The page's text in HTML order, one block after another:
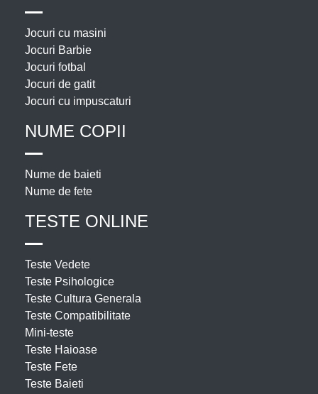
Jocuri cu masini
Jocuri Barbie
Jocuri fotbal
Jocuri de gatit
Jocuri cu impuscaturi
NUME COPII
Nume de baieti
Nume de fete
TESTE ONLINE
Teste Vedete
Teste Psihologice
Teste Cultura Generala
Teste Compatibilitate
Mini-teste
Teste Haioase
Teste Fete
Teste Baieti